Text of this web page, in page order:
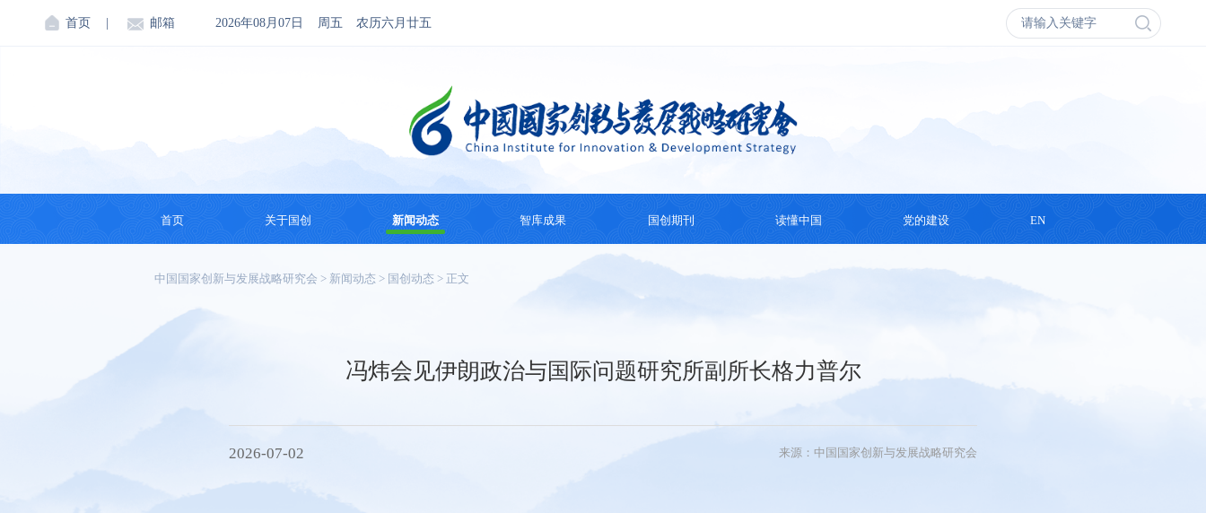
首页 邮箱 2026年08月07日 周五 农历六月廿五
首页 关于国创
机构简介
研究机构
新闻动态
国创动态
智库成果
思想成果
国创期刊
国创会刊
读懂中国
主题演讲
新青年看中国
党的建设 EN
中国国家创新与发展战略研究会 > 新闻动态 > 国创动态 > 正文
冯炜会见伊朗政治与国际问题研究所副所长格力普尔
2026-07-02 来源：中国国家创新与发展战略研究会